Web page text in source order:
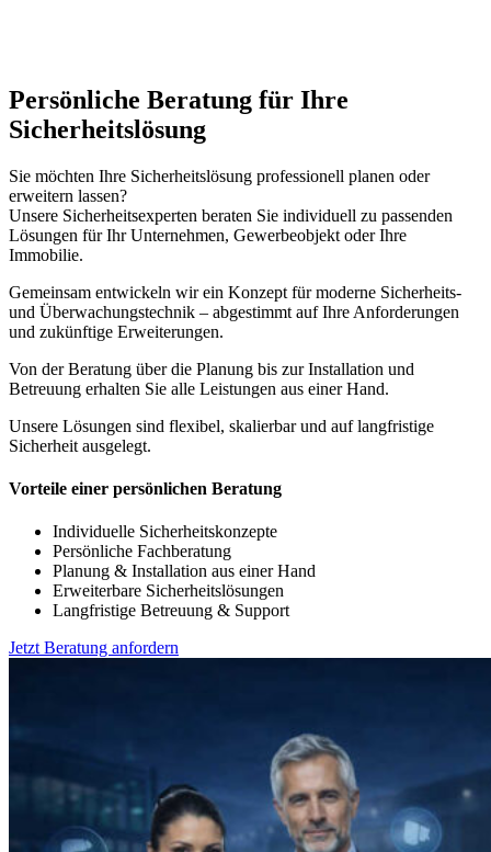
Persönliche Beratung für Ihre
Sicherheitslösung
Sie möchten Ihre Sicherheitslösung professionell planen oder
erweitern lassen?
Unsere Sicherheitsexperten beraten Sie individuell zu passenden
Lösungen für Ihr Unternehmen, Gewerbeobjekt oder Ihre
Immobilie.
Gemeinsam entwickeln wir ein Konzept für moderne Sicherheits-
und Überwachungstechnik – abgestimmt auf Ihre Anforderungen
und zukünftige Erweiterungen.
Von der Beratung über die Planung bis zur Installation und
Betreuung erhalten Sie alle Leistungen aus einer Hand.
Unsere Lösungen sind flexibel, skalierbar und auf langfristige
Sicherheit ausgelegt.
Vorteile einer persönlichen Beratung
Individuelle Sicherheitskonzepte
Persönliche Fachberatung
Planung & Installation aus einer Hand
Erweiterbare Sicherheitslösungen
Langfristige Betreuung & Support
Jetzt Beratung anfordern